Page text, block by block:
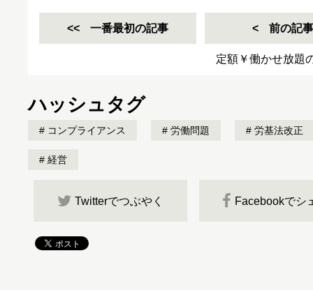
一番最初の記事 前の記事
定額￥働かせ放題
ハッシュタグ
コンプライアンス 労働問題 労基法改正
経営
Twitterでつぶやく Facebookでシ